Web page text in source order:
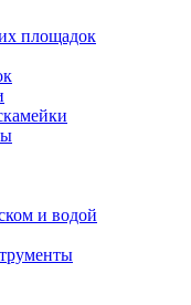
площадок
и водой